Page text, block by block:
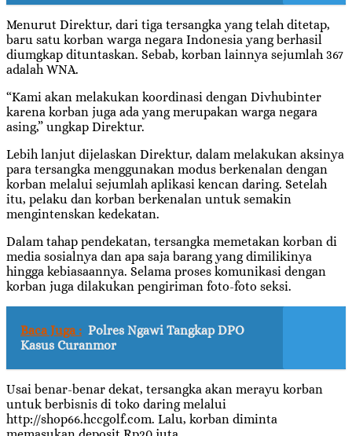
Menurut Direktur, dari tiga tersangka yang telah ditetap,
baru satu korban warga negara Indonesia yang berhasil
diumgkap dituntaskan. Sebab, korban lainnya sejumlah 367
adalah WNA.
“Kami akan melakukan koordinasi dengan Divhubinter
karena korban juga ada yang merupakan warga negara
asing,” ungkap Direktur.
Lebih lanjut dijelaskan Direktur, dalam melakukan aksinya
para tersangka menggunakan modus berkenalan dengan
korban melalui sejumlah aplikasi kencan daring. Setelah
itu, pelaku dan korban berkenalan untuk semakin
mengintenskan kedekatan.
Dalam tahap pendekatan, tersangka memetakan korban di
media sosialnya dan apa saja barang yang dimilikinya
hingga kebiasaannya. Selama proses komunikasi dengan
korban juga dilakukan pengiriman foto-foto seksi.
Baca Juga : Polres Ngawi Tangkap DPO
Kasus Curanmor
Usai benar-benar dekat, tersangka akan merayu korban
untuk berbisnis di toko daring melalui
http://shop66.hccgolf.com. Lalu, korban diminta